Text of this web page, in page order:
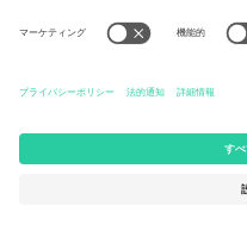
Av Chapultepec 360, Roma
Norte, Cuauhtémoc, 06700
Mexico
Platform provider legal entity
event and/or domain.詳細は各
©